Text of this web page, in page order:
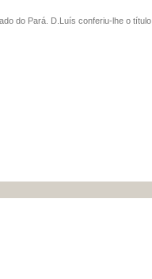
do Pará. D.Luís conferiu-lhe o título